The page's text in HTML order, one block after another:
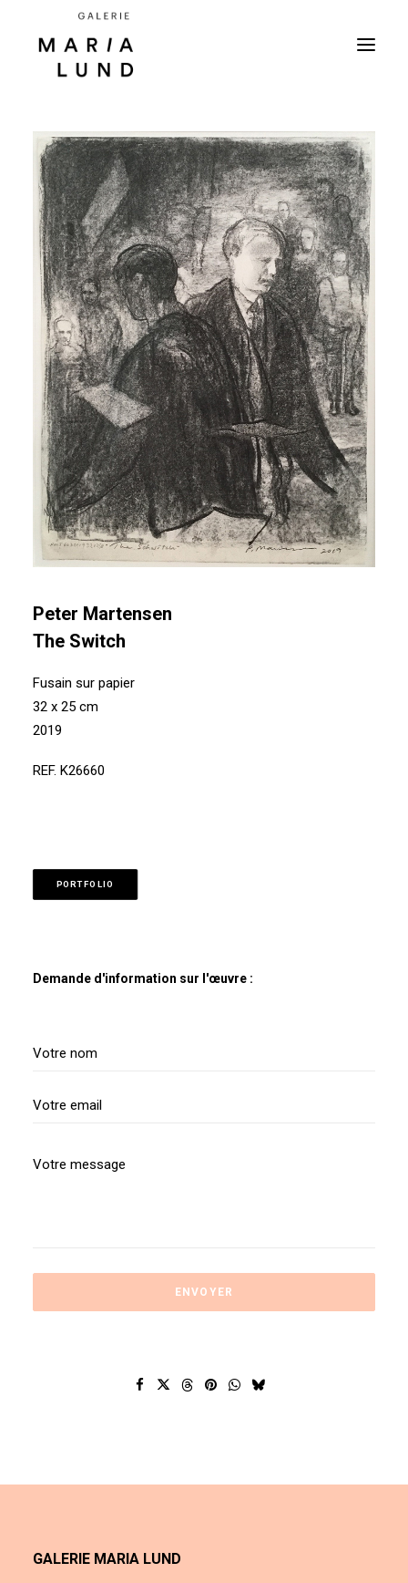
Peter Martensen
The Switch
Fusain sur papier
32 x 25 cm
2019
REF. K26660
PORTFOLIO
Demande d'information sur l'œuvre :
GALERIE MARIA LUND